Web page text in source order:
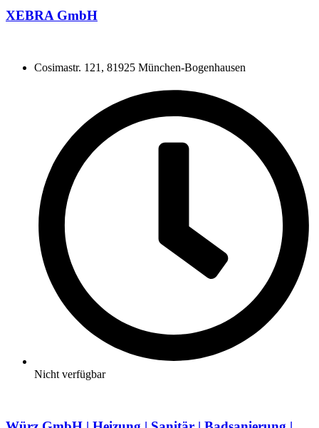
XEBRA GmbH
Cosimastr. 121, 81925 München-Bogenhausen
Nicht verfügbar